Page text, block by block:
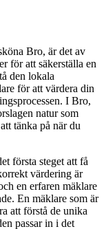
Bro, är det av
för att säkerställa en
den lokala
för att värdera din
I Bro,
natur som
tänka på när du
första steget att få
värdering är
en erfaren mäklare
En mäklare som är
att förstå de unika
passar in i det